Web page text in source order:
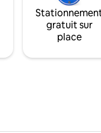
gratuit sur
place